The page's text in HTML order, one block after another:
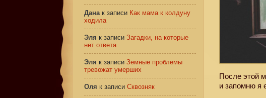
После этой
и запомню я
Данак записи Как мама к колдуну
ходила
Эля к записи Загадки, на которые
нет ответа
Эля к записи Земные проблемы
тревожат умерших
Оля к записи Сквозняк